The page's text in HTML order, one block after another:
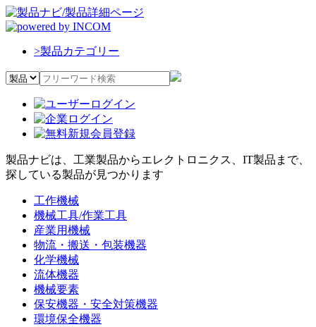
>製品カテゴリー
製品ナビは、工業製品からエレクトロニクス、IT製品まで、
探している製品が見つかります
工作機械
機械工具/作業工具
産業用機械
物流・搬送・包装機器
化学機械
流体機器
機械要素
保安機器・安全対策機器
環境保全機器